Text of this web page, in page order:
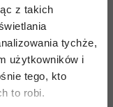
z takich
tychże,
użytkowników i
tego, kto
to robi.
Bąkiem oraz
luty 2019
- środa od